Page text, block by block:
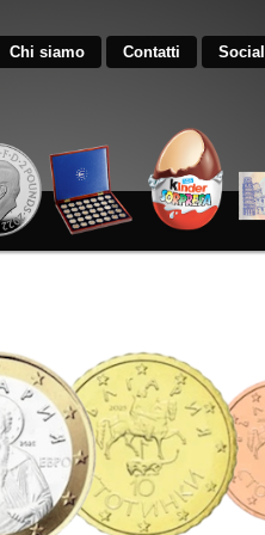
Chi siamo Contatti Social